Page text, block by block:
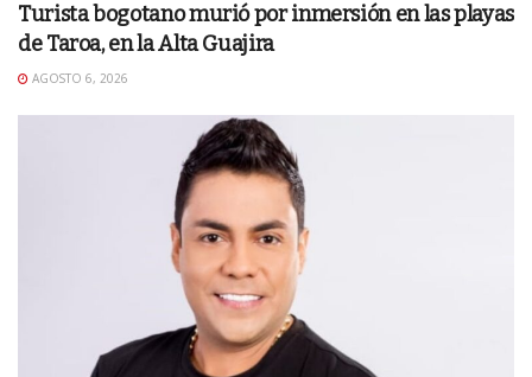
Turista bogotano murió por inmersión en las playas
de Taroa, en la Alta Guajira
AGOSTO 6, 2026